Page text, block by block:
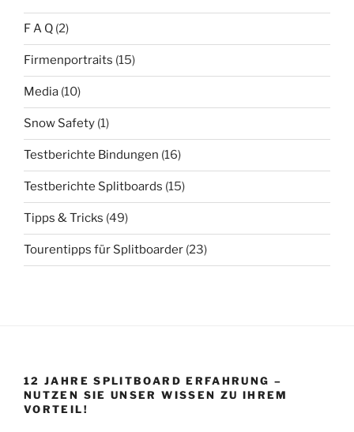
F A Q (2)
Firmenportraits (15)
Media (10)
Snow Safety (1)
Testberichte Bindungen (16)
Testberichte Splitboards (15)
Tipps & Tricks (49)
Tourentipps für Splitboarder (23)
12 JAHRE SPLITBOARD ERFAHRUNG –
NUTZEN SIE UNSER WISSEN ZU IHREM
VORTEIL!